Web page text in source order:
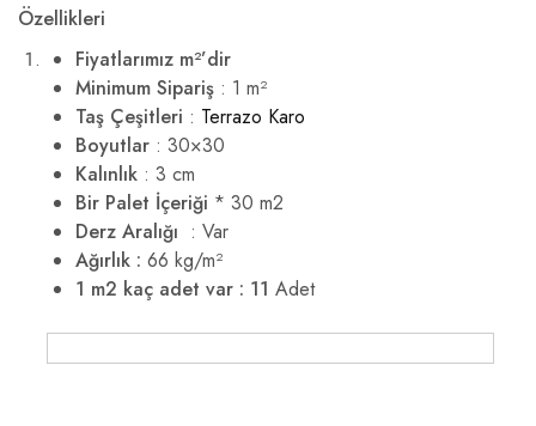
Özellikleri
Fiyatlarımız m²’dir
Minimum Sipariş : 1 m²
Taş Çeşitleri : Terrazo Karo
Boyutlar : 30×30
Kalınlık : 3 cm
Bir Palet İçeriği * 30 m2
Derz Aralığı : Var
Ağırlık : 66 kg/m²
1 m2 kaç adet var : 11 Adet